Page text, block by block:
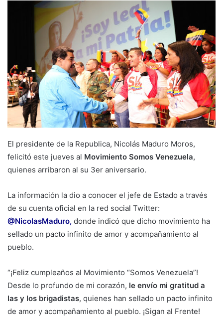
El presidente de la Republica, Nicolás Maduro Moros,
felicitó este jueves al Movimiento Somos Venezuela,
quienes arribaron al su 3er aniversario.
La información la dio a conocer el jefe de Estado a través
de su cuenta oficial en la red social Twitter:
@NicolasMaduro, donde indicó que dicho movimiento ha
sellado un pacto infinito de amor y acompañamiento al
pueblo.
“¡Feliz cumpleaños al Movimiento “Somos Venezuela”!
Desde lo profundo de mi corazón, le envío mi gratitud a
las y los brigadistas, quienes han sellado un pacto infinito
de amor y acompañamiento al pueblo. ¡Sigan al Frente!